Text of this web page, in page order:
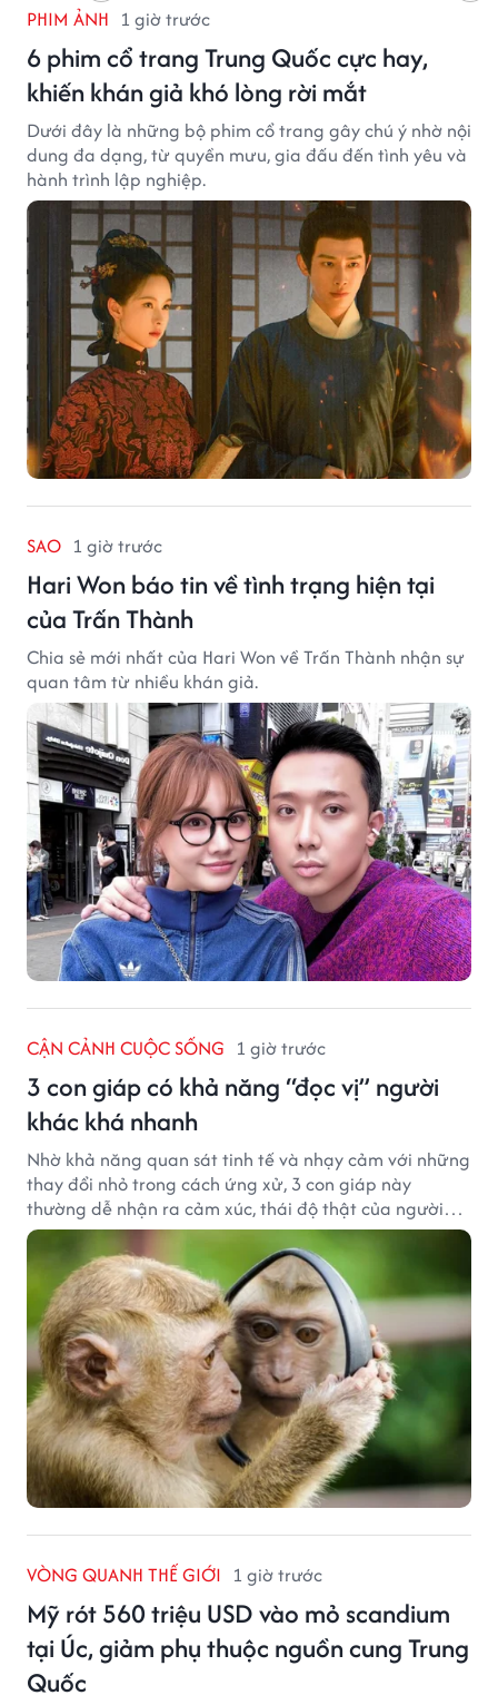
PHIM ẢNH 1 giờ trước
6 phim cổ trang Trung Quốc cực hay,
khiến khán giả khó lòng rời mắt
Dưới đây là những bộ phim cổ trang gây chú ý nhờ nội
dung đa dạng, từ quyền mưu, gia đấu đến tình yêu và
hành trình lập nghiệp.
SAO 1 giờ trước
Hari Won báo tin về tình trạng hiện tại
của Trấn Thành
Chia sẻ mới nhất của Hari Won về Trấn Thành nhận sự
quan tâm từ nhiều khán giả.
CẬN CẢNH CUỘC SỐNG 1 giờ trước
3 con giáp có khả năng “đọc vị” người
khác khá nhanh
Nhờ khả năng quan sát tinh tế và nhạy cảm với những
thay đổi nhỏ trong cách ứng xử, 3 con giáp này
thường dễ nhận ra cảm xúc, thái độ thật của người
đối diện.
VÒNG QUANH THẾ GIỚI 1 giờ trước
Mỹ rót 560 triệu USD vào mỏ scandium
tại Úc, giảm phụ thuộc nguồn cung Trung
Quốc